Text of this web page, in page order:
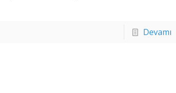
Devamı